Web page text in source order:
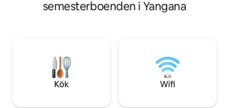
avkopplande 30 minuters promenad
Tveka inte att kontakta oss om du är
intresserad av tjänster; massage, yoga
eller resa till närliggande vattenfall
för en bekväm
för vila, koppla
friska luften och
Vilcabamba.
semesterboenden i Yangana
Kök Wifi